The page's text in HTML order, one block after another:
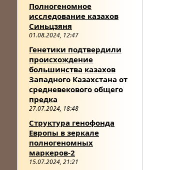
Полногеномное
исследование казахов
Синьцзяня
01.08.2024, 12:47
Генетики подтвердили
происхождение
большинства казахов
Западного Казахстана от
средневекового общего
предка
27.07.2024, 18:48
Структура генофонда
Европы в зеркале
полногеномных
маркеров-2
15.07.2024, 21:21